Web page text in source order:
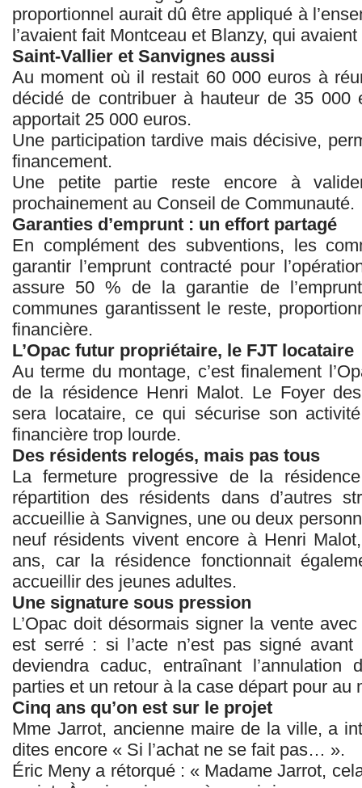
proportionnel aurait dû être appliqué à
l’avaient fait Montceau et Blanzy, qui
Saint-Vallier et Sanvignes aussi
Au moment où il restait 60 000 euros à
décidé de contribuer à hauteur de 35 000
apportait 25 000 euros.
Une participation tardive mais décisive,
financement.
Une petite partie reste encore à
prochainement au Conseil de Communauté.
Garanties d’emprunt : un effort partagé
En complément des subventions, les
garantir l’emprunt contracté pour
assure 50 % de la garantie de
communes garantissent le reste,
financière.
L’Opac futur propriétaire, le FJT locataire
Au terme du montage, c’est finalement
de la résidence Henri Malot. Le Foyer
sera locataire, ce qui sécurise son
financière trop lourde.
Des résidents relogés, mais pas tous
La fermeture progressive de la
répartition des résidents dans d’autres
accueillie à Sanvignes, une ou deux
neuf résidents vivent encore à Henri
ans, car la résidence fonctionnait
accueillir des jeunes adultes.
Une signature sous pression
L’Opac doit désormais signer la vente
est serré : si l’acte n’est pas signé
deviendra caduc, entraînant l’annulation
parties et un retour à la case départ pour au
Cinq ans qu’on est sur le projet
Mme Jarrot, ancienne maire de la ville, a
dites encore « Si l’achat ne se fait pas… ».
Éric Meny a rétorqué : « Madame Jarrot,